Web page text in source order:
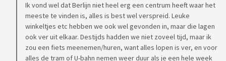
Ik vond wel dat Berlijn niet heel erg een centrum heeft waar het
meeste te vinden is, alles is best wel verspreid. Leuke
winkeltjes etc hebben we ook wel gevonden in, maar die lagen
ook ver uit elkaar. Destijds hadden we niet zoveel tijd, maar ik
zou een fiets meenemen/huren, want alles lopen is ver, en voor
alles de tram of U-bahn nemen weer duur als je een hele week